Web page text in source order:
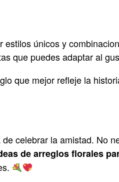
únicos y
que puedes adaptar al
que mejor refleje la
celebrar la amistad. No
de arreglos florales